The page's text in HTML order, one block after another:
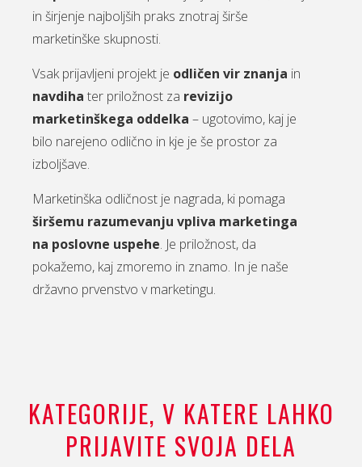
in širjenje najboljših praks znotraj širše
marketinške skupnosti.
Vsak prijavljeni projekt je odličen vir znanja in
navdiha ter priložnost za revizijo
marketinškega oddelka – ugotovimo, kaj je
bilo narejeno odlično in kje je še prostor za
izboljšave.
Marketinška odličnost je nagrada, ki pomaga
širšemu razumevanju vpliva marketinga
na poslovne uspehe. Je priložnost, da
pokažemo, kaj zmoremo in znamo. In je naše
državno prvenstvo v marketingu.
KATEGORIJE, V KATERE LAHKO
PRIJAVITE SVOJA DELA